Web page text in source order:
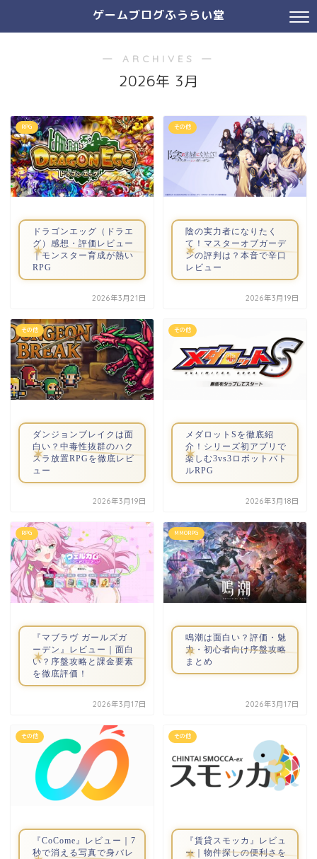
ゲームブログふうらい堂
― ARCHIVES ―
2026年 3月
RPG
ドラゴンエッグ（ドラエ
グ）感想・評価レビュー
｜モンスター育成が熱い
RPG
2026年3月21日
その他
陰の実力者になりたく
て！マスターオブガーデ
ンの評判は？本音で辛口
レビュー
2026年3月19日
その他
ダンジョンブレイクは面
白い？中毒性抜群のハク
スラ放置RPGを徹底レビ
ュー
2026年3月19日
その他
メダロットSを徹底紹
介！シリーズ初アプリで
楽しむ3vs3ロボットバト
ルRPG
2026年3月18日
RPG
『マブラヴ ガールズガ
ーデン』レビュー｜面白
い？序盤攻略と課金要素
を徹底評価！
2026年3月17日
MMORPG
鳴潮は面白い？評価・魅
力・初心者向け序盤攻略
まとめ
2026年3月17日
その他
『CoCome』レビュー｜7
秒で消える写真で身バレ
その他
『賃貸スモッカ』レビュ
ー｜物件探しの便利さを